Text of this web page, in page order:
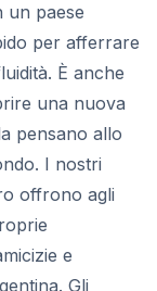
un paese
per afferrare
È anche
una nuova
pensano allo
I nostri
offrono agli
e
Gli